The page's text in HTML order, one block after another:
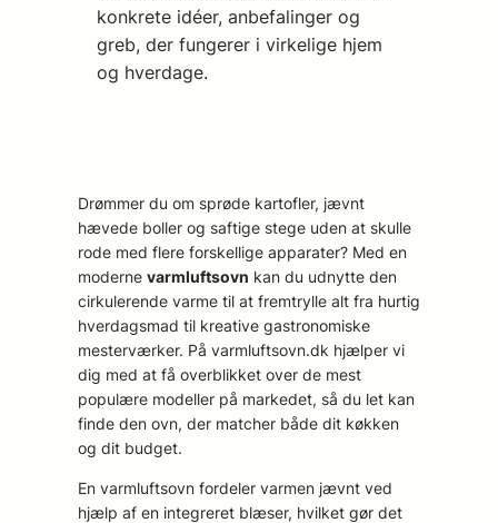
konkrete idéer, anbefalinger og
greb, der fungerer i virkelige hjem
og hverdage.
Drømmer du om sprøde kartofler, jævnt
hævede boller og saftige stege uden at skulle
rode med flere forskellige apparater? Med en
moderne varmluftsovn kan du udnytte den
cirkulerende varme til at fremtrylle alt fra hurtig
hverdagsmad til kreative gastronomiske
mesterværker. På varmluftsovn.dk hjælper vi
dig med at få overblikket over de mest
populære modeller på markedet, så du let kan
finde den ovn, der matcher både dit køkken
og dit budget.
En varmluftsovn fordeler varmen jævnt ved
hjælp af en integreret blæser, hvilket gør det